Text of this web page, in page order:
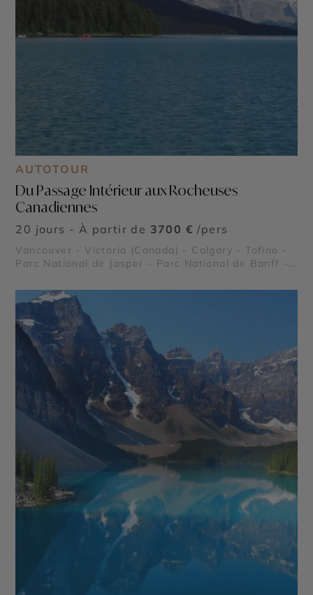
AUTOTOUR
Du Passage Intérieur aux Rocheuses
Canadiennes
20 jours - À partir de 3700 € /pers
Vancouver - Victoria (Canada) - Calgary - Tofino -
Parc National de Jasper - Parc National de Banff -
Park - Lac Moraine - Glacier Athabasca - Parc
national de Pacific Rim - Le Passage intérieur -
Icefield Parkway